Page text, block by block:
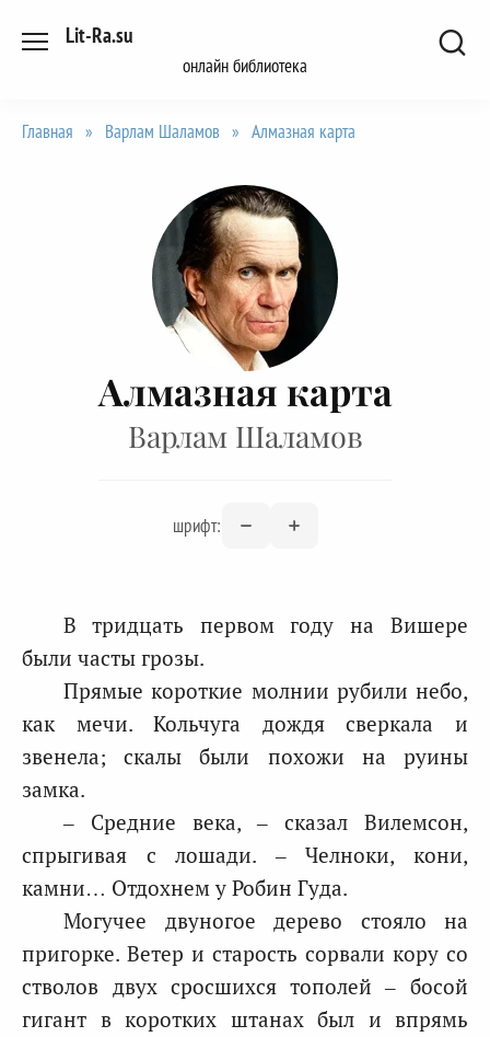
Lit-Ra.su
онлайн библиотека
Главная » Варлам Шаламов » Алмазная карта
Алмазная карта
Варлам Шаламов
шрифт:
В тридцать первом году на Вишере
были часты грозы.
Прямые короткие молнии рубили небо,
как мечи. Кольчуга дождя сверкала и
звенела; скалы были похожи на руины
замка.
– Средние века, – сказал Вилемсон,
спрыгивая с лошади. – Челноки, кони,
камни… Отдохнем у Робин Гуда.
Могучее двуногое дерево стояло на
пригорке. Ветер и старость сорвали кору со
стволов двух сросшихся тополей – босой
гигант в коротких штанах был и впрямь